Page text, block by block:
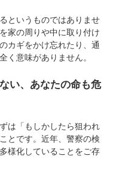
というものではありませ
家の周りや中に取り付け
カギをかけ忘れたり、通
く意味がありません。
い、あなたの命も危
は「もしかしたら狙われ
とです。近年、警察の検
様化していることをご存